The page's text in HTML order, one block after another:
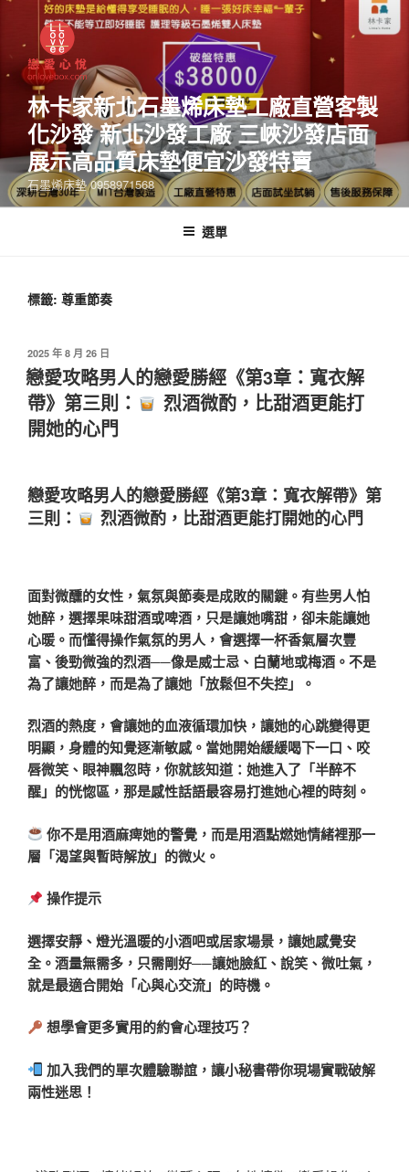
林卡家新北石墨烯床墊工廠直營客製
化沙發 新北沙發工廠 三峽沙發店面
展示高品質床墊便宜沙發特賣
石墨烯床墊 0958971568
選單
標籤: 尊重節奏
2025 年 8 月 26 日
戀愛攻略男人的戀愛勝經《第3章：寬衣解
帶》第三則：
烈酒微酌，比甜酒更能打
開她的心門
戀愛攻略男人的戀愛勝經《第3章：寬衣解帶》第
三則：
烈酒微酌，比甜酒更能打開她的心門
面對微醺的女性，氣氛與節奏是成敗的關鍵。有些男人怕
她醉，選擇果味甜酒或啤酒，只是讓她嘴甜，卻未能讓她
心暖。而懂得操作氣氛的男人，會選擇一杯香氣層次豐
富、後勁微強的烈酒──像是威士忌、白蘭地或梅酒。不是
為了讓她醉，而是為了讓她「放鬆但不失控」。
烈酒的熱度，會讓她的血液循環加快，讓她的心跳變得更
明顯，身體的知覺逐漸敏感。當她開始緩緩喝下一口、咬
唇微笑、眼神飄忽時，你就該知道：她進入了「半醉不
醒」的恍惚區，那是感性話語最容易打進她心裡的時刻。
你不是用酒麻痺她的警覺，而是用酒點燃她情緒裡那一
層「渴望與暫時解放」的微火。
操作提示
選擇安靜、燈光溫暖的小酒吧或居家場景，讓她感覺安
全。酒量無需多，只需剛好──讓她臉紅、說笑、微吐氣，
就是最適合開始「心與心交流」的時機。
想學會更多實用的約會心理技巧？
加入我們的單次體驗聯誼，讓小秘書帶你現場實戰破解
兩性迷思！